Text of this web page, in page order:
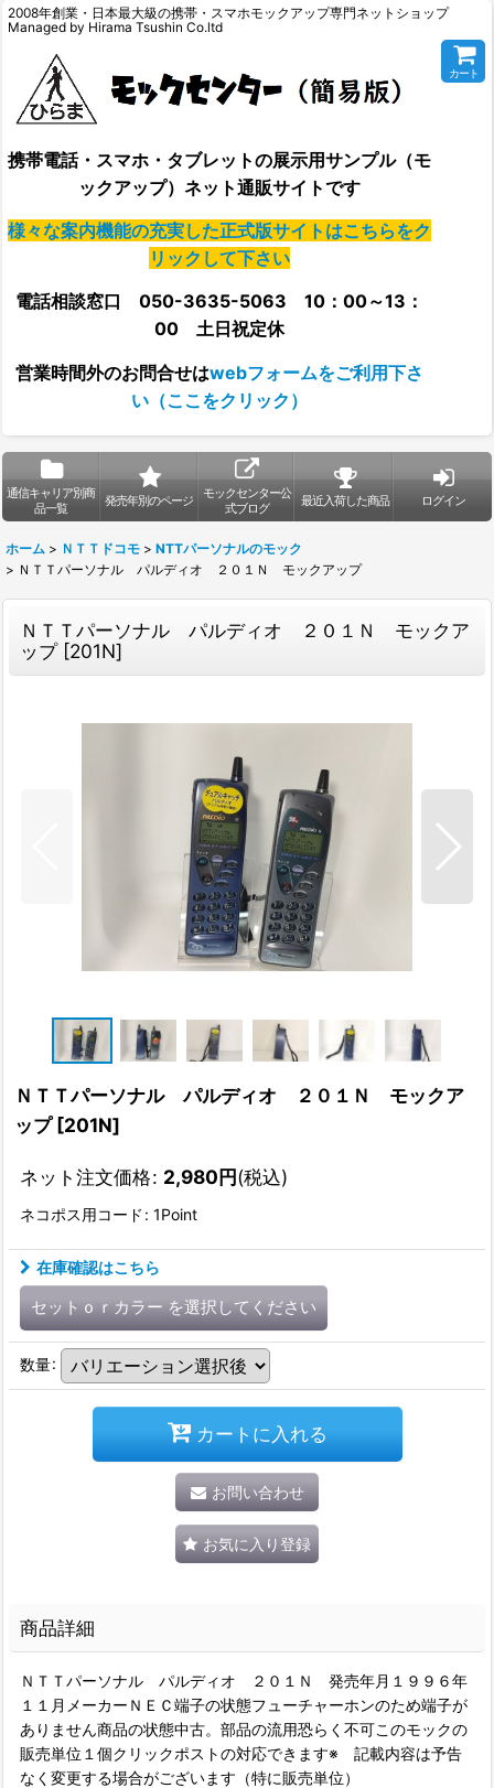
2008年創業・日本最大級の携帯・スマホモックアップ専門ネットショップ
Managed by Hirama Tsushin Co.ltd
携帯電話・スマホ・タブレットの展示用サンプル（モ
ックアップ）ネット通販サイトです
様々な案内機能の充実した正式版サイトはこちらをク
リックして下さい
電話相談窓口 050-3635-5063 10：00～13：
00 土日祝定休
営業時間外のお問合せはwebフォームをご利用下さ
い（ここをクリック）
カート
通信キャリア別商
品一覧
発売年別のページ
モックセンター公
式ブログ
最近入荷した商品 ログイン
ホーム > ＮＴＴドコモ > NTTパーソナルのモック
> ＮＴＴパーソナル パルディオ ２０１Ｎ モックアップ
ＮＴＴパーソナル パルディオ ２０１Ｎ モックア
ップ [201N]
ＮＴＴパーソナル パルディオ ２０１Ｎ モックア
ップ [201N]
ネット注文価格: 2,980円(税込)
ネコポス用コード : 1Point
在庫確認はこちら
セットｏｒカラー を選択してください
数量:
カートに入れる
お問い合わせ
お気に入り登録
商品詳細
ＮＴＴパーソナル パルディオ ２０１Ｎ 発売年月１９９６年
１１月メーカーＮＥＣ端子の状態フューチャーホンのため端子が
ありません商品の状態中古。部品の流用恐らく不可このモックの
販売単位１個クリックポストの対応できます※ 記載内容は予告
なく変更する場合がございます（特に販売単位）